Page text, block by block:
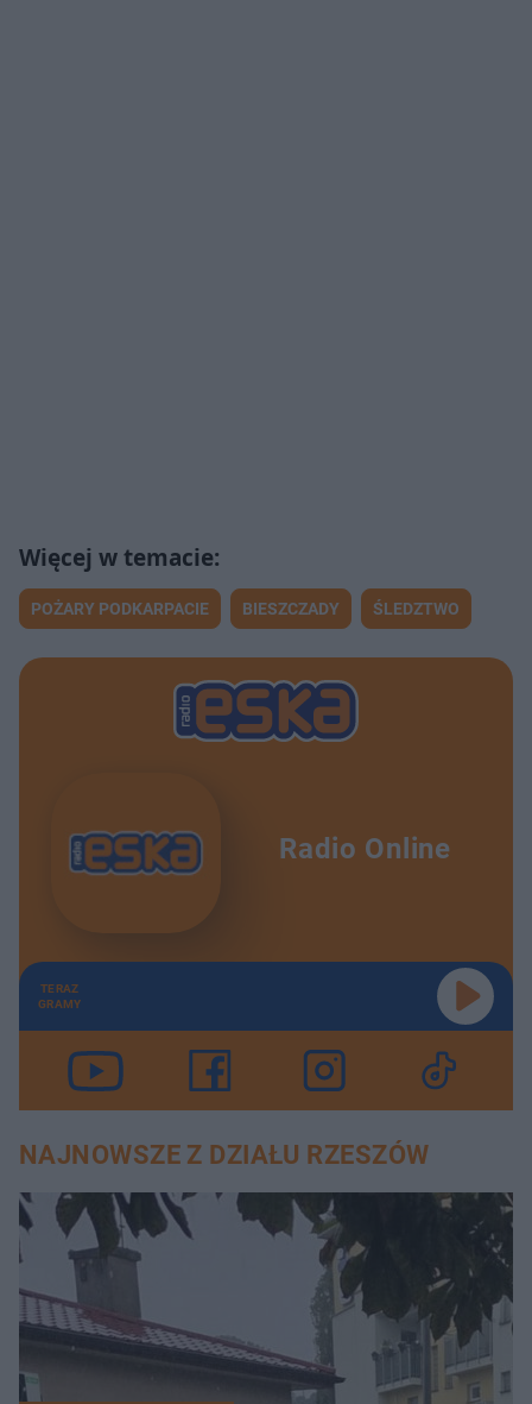
POŻARY PODKARPACIE BIESZCZADY ŚLEDZTWO
Radio Online
TERAZ
GRAMY
NAJNOWSZE Z DZIAŁU RZESZÓW